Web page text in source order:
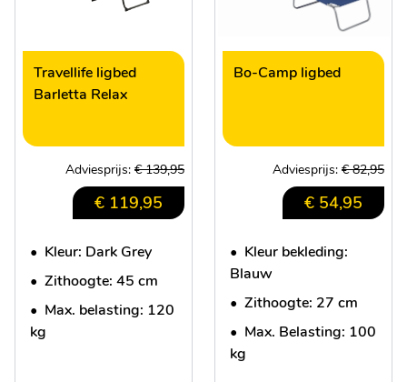
Travellife ligbed
Barletta Relax
Adviesprijs: € 139,95
€ 119,95
• Kleur: Dark Grey
• Zithoogte: 45 cm
• Max. belasting: 120
kg
Bo-Camp ligbed
Adviesprijs: € 82,95
€ 54,95
• Kleur bekleding:
Blauw
• Zithoogte: 27 cm
• Max. Belasting: 100
kg